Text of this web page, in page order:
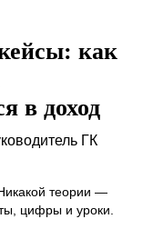
как
в доход
ГК
теории —
цифры и уроки.